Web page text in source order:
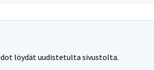
löydät uudistetulta sivustolta.